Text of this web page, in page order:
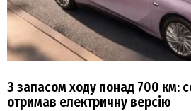
З запасом ходу понад 700 км:
отримав електричну версію